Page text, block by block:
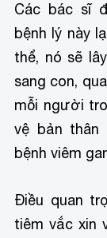
Các bác sĩ
bệnh lý này
thể, nó sẽ
sang con,
mỗi người
vệ bản thân
bệnh viêm
Điều quan
tiêm vắc xin